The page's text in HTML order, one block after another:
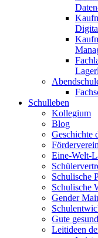
Schulleben
Kollegium
Blog
Geschichte
Förderverein
Eine-Welt-
Schulische
Schulische
Gender
Gute
Leitideen